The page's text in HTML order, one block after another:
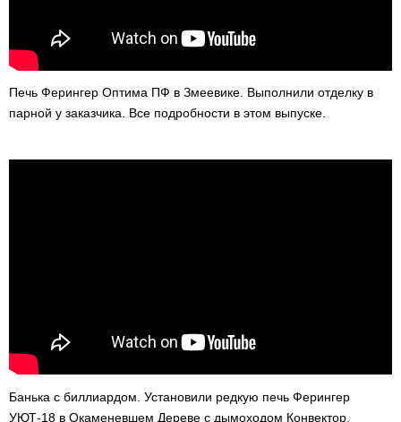
Печь Ферингер Оптима ПФ в Змеевике. Выполнили отделку в
парной у заказчика. Все подробности в этом выпуске.
Банька с биллиардом. Установили редкую печь Ферингер
УЮТ-18 в Окаменевшем Дереве с дымоходом Конвектор.